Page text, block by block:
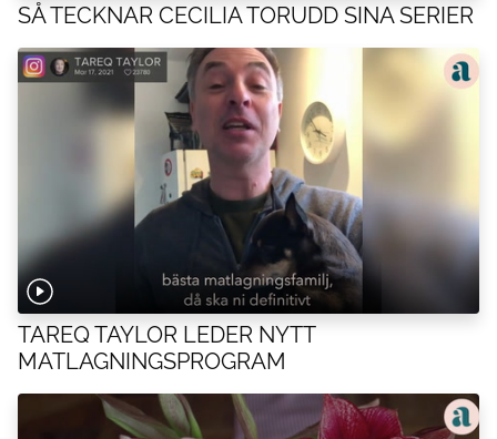
SÅ TECKNAR CECILIA TORUDD SINA SERIER
TAREQ TAYLOR LEDER NYTT
MATLAGNINGSPROGRAM